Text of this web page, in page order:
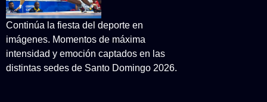
Continúa la fiesta del deporte en
imágenes. Momentos de máxima
intensidad y emoción captados en las
distintas sedes de Santo Domingo 2026.